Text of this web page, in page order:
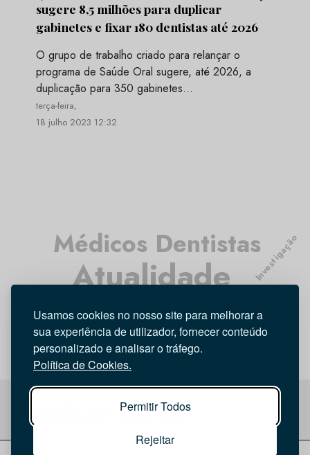
Usamos cookies no nosso site para melhorar a
sua experiência de utilizador, fornecer conteúdo
personalizado e analisar o tráfego.
Política de Cookies.
Permitir Todos
Rejeitar
sugere 8,5 milhões para duplicar
gabinetes e fixar 180 dentistas até 2026
O grupo de trabalho criado para relançar o
programa de Saúde Oral sugere, até 2026, a
duplicação para 350 gabinetes…
terça-feira,
18 julho 2023 12:32
Atualidade
Médicos Dentistas
Higiene Oral
Tecnologia
Investigação